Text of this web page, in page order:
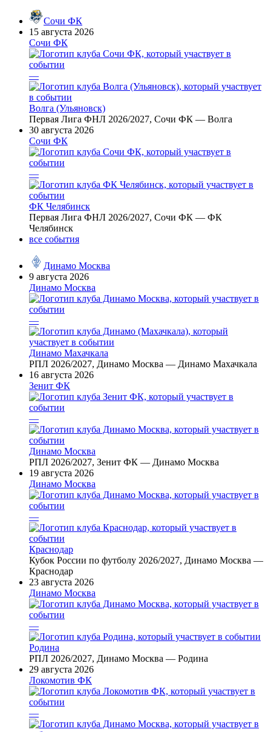
Сочи ФК
15 августа 2026
Сочи ФК
—
Волга (Ульяновск)
Первая Лига ФНЛ 2026/2027, Сочи ФК — Волга
30 августа 2026
Сочи ФК
—
ФК Челябинск
Первая Лига ФНЛ 2026/2027, Сочи ФК — ФК
Челябинск
все события
Динамо Москва
9 августа 2026
Динамо Москва
—
Динамо Махачкала
РПЛ 2026/2027, Динамо Москва — Динамо Махачкала
16 августа 2026
Зенит ФК
—
Динамо Москва
РПЛ 2026/2027, Зенит ФК — Динамо Москва
19 августа 2026
Динамо Москва
—
Краснодар
Кубок России по футболу 2026/2027, Динамо Москва —
Краснодар
23 августа 2026
Динамо Москва
—
Родина
РПЛ 2026/2027, Динамо Москва — Родина
29 августа 2026
Локомотив ФК
—